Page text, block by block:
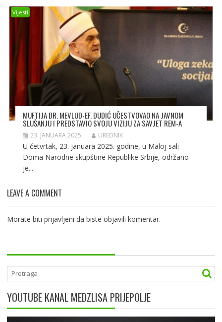
Vijesti
MUFTIJA DR. MEVLUD-EF. DUDIĆ UČESTVOVAO NA JAVNOM
SLUŠANJU I PREDSTAVIO SVOJU VIZIJU ZA SAVJET REM-A
23. JANUARA 2025. UREDNIK
U četvrtak, 23. januara 2025. godine, u Maloj sali
Doma Narodne skupštine Republike Srbije, održano
je...
LEAVE A COMMENT
Morate biti prijavljeni da biste objavili komentar.
YOUTUBE KANAL MEDZLISA PRIJEPOLJE